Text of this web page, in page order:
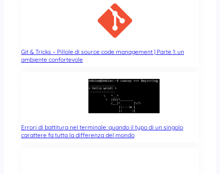
Git & Tricks – Pillole di source code management | Parte 1: un
ambiente confortevole
Errori di battitura nel terminale: quando il typo di un singolo
carattere fa tutta la differenza del mondo